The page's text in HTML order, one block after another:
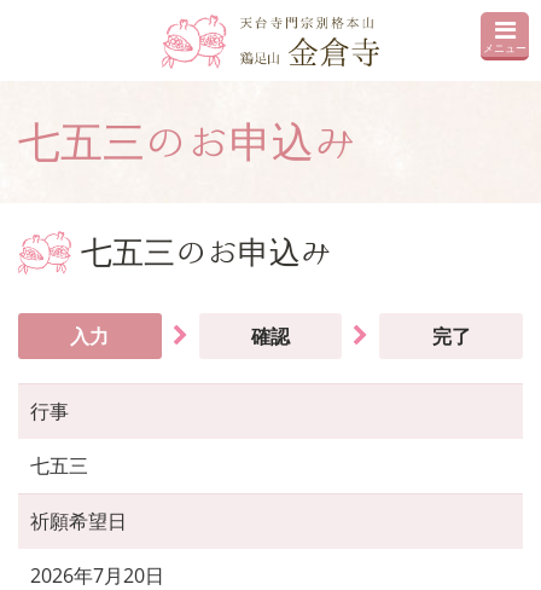
メニュー
七五三のお申込み
七五三のお申込み
入力 確認 完了
行事
七五三
祈願希望日
2026年7月20日